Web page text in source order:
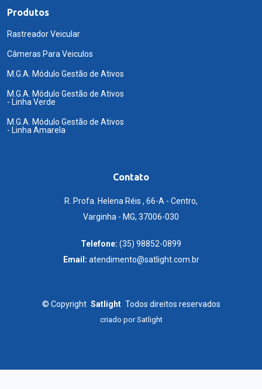
Produtos
Rastreador Veicular
Câmeras Para Veiculos
M.G.A. Módulo Gestão de Ativos
M.G.A. Módulo Gestão de Ativos
- Linha Verde
M.G.A. Módulo Gestão de Ativos
- Linha Amarela
Contato
R. Profa. Helena Réis , 66-A - Centro,
Varginha - MG, 37006-030
Telefone: (35) 98852-0899
Email: atendimento@satlight.com.br
© Copyright Satlight Todos direitos reservados
criado porSatlight